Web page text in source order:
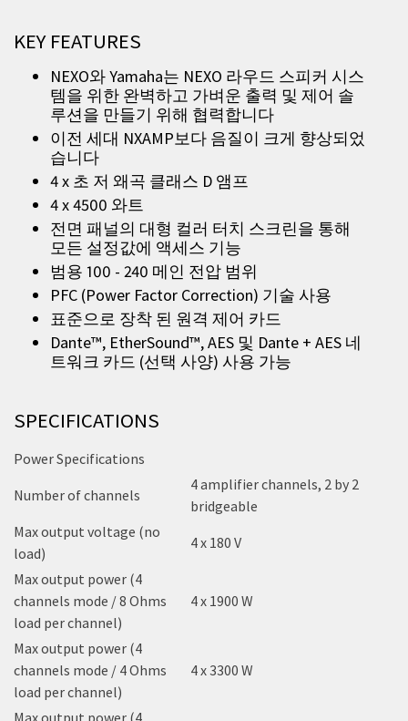
KEY FEATURES
NEXO와 Yamaha는 NEXO 라우드 스피커 시스
템을 위한 완벽하고 가벼운 출력 및 제어 솔
루션을 만들기 위해 협력합니다
이전 세대 NXAMP보다 음질이 크게 향상되었
습니다
4 x 초 저 왜곡 클래스 D 앰프
4 x 4500 와트
전면 패널의 대형 컬러 터치 스크린을 통해
모든 설정값에 액세스 기능
범용 100 - 240 메인 전압 범위
PFC (Power Factor Correction) 기술 사용
표준으로 장착 된 원격 제어 카드
Dante™, EtherSound™, AES 및 Dante + AES 네
트워크 카드 (선택 사양) 사용 가능
SPECIFICATIONS
Power Specifications
Number of channels
4 amplifier channels, 2 by 2
bridgeable
Max output voltage (no
load)
4 x 180 V
Max output power (4
channels mode / 8 Ohms
load per channel)
4 x 1900 W
Max output power (4
channels mode / 4 Ohms
load per channel)
4 x 3300 W